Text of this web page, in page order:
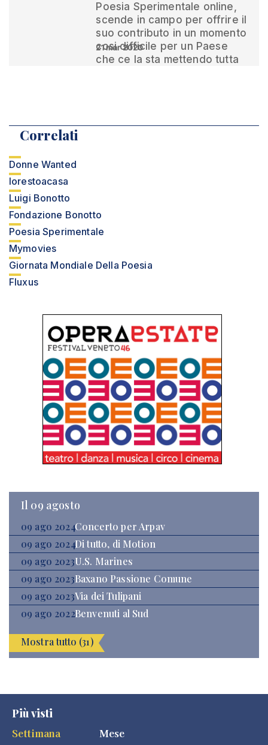
Poesia Sperimentale online,
scende in campo per offrire il
suo contributo in un momento
cosi difficile per un Paese
che ce la sta mettendo tutta
21 mar 2020
Correlati
Donne Wanted
Iorestoacasa
Luigi Bonotto
Fondazione Bonotto
Poesia Sperimentale
Mymovies
Giornata Mondiale Della Poesia
Fluxus
Il 09 agosto
09 ago 2024Concerto per Arpav
09 ago 2024Di tutto, di Motion
09 ago 2023U.S. Marines
09 ago 2023Baxano Passione Comune
09 ago 2023Via dei Tulipani
09 ago 2022Benvenuti al Sud
Mostra tutto (31)
Più visti
Settimana
Mese